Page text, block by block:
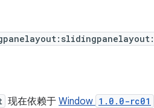
现在依赖于 Window 1.0.0-rc01